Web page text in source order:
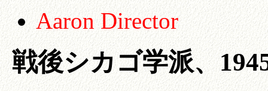
AaronDirector
戦後シカゴ学派、